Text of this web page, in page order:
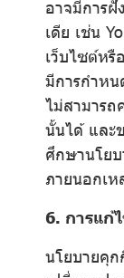
อาจมีการฝั
เดีย เช่น
เว็บไซต์หรื
มีการกำหน
ไม่สามาร
นั้นได้ และ
ศึกษานโย
ภายนอกเห
6. การแก้
นโยบายคุก